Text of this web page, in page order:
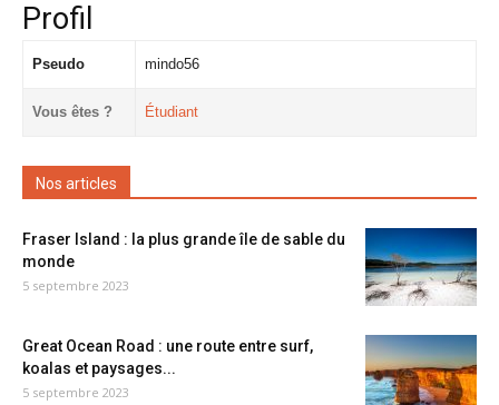
Profil
Pseudo mindo56
Vous êtes ? Étudiant
Nos articles
Fraser Island : la plus grande île de sable du
monde
5 septembre 2023
Great Ocean Road : une route entre surf,
koalas et paysages...
5 septembre 2023